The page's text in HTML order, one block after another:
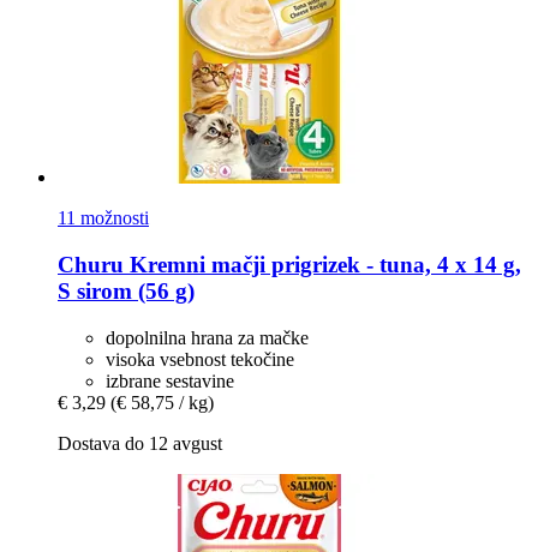
11 možnosti
Churu Kremni mačji prigrizek -​ tuna, 4 x 14 g,
S sirom (56 g)
dopolnilna hrana za mačke
visoka vsebnost tekočine
izbrane sestavine
€ 3,29 (€ 58,75 / kg)
Dostava do 12 avgust